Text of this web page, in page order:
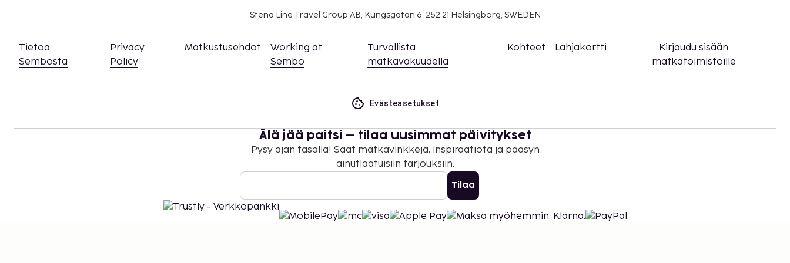
Stena Line Travel Group AB, Kungsgatan 6, 252 21 Helsingborg, SWEDEN
Tietoa
Sembosta
Privacy
Policy
Matkustusehdot
Working at
Sembo
Turvallista
matkavakuudella
Kohteet Lahjakortti
Kirjaudu sisään
matkatoimistoille
Evästeasetukset
Älä jää paitsi – tilaa uusimmat päivitykset
Pysy ajan tasalla! Saat matkavinkkejä, inspiraatiota ja pääsyn
ainutlaatuisiin tarjouksiin.
Tilaa